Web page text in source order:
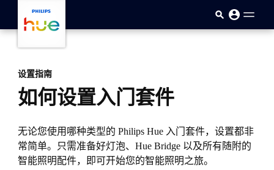
设置指南
如何设置入门套件
无论您使用哪种类型的 Philips Hue 入门套件，设置都非
常简单。只需准备好灯泡、Hue Bridge 以及所有随附的
智能照明配件，即可开始您的智能照明之旅。